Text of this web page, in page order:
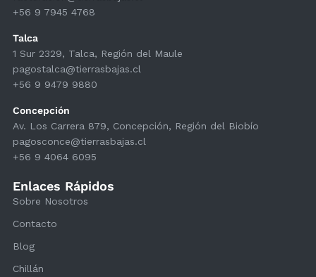
+56 9 7945 4768
Talca
1 Sur 2329, Talca, Región del Maule
pagostalca@tierrasbajas.cl
+56 9 9479 9880
Concepción
Av. Los Carrera 879, Concepción, Región del Biobío
pagosconce@tierrasbajas.cl
+56 9 4064 6095
Enlaces Rápidos
Sobre Nosotros
Contacto
Blog
Chillán